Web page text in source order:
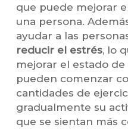
que puede mejorar
una persona.
ayudar a las
reducir el estrés, lo
mejorar el estado de
pueden comenzar
cantidades de
gradualmente su
que se sientan más